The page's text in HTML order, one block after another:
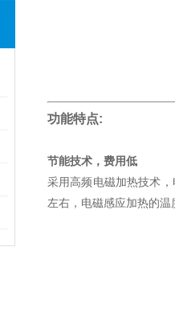
功能特点:
节能技术，费用低
采用高频电磁加热技术
左右，电磁感应加热的温